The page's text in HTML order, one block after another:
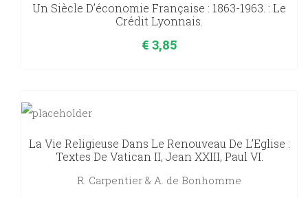
Un Siècle D’économie Française : 1863-1963. : Le
Crédit Lyonnais.
€ 3,85
La Vie Religieuse Dans Le Renouveau De L’Eglise :
Textes De Vatican II, Jean XXIII, Paul VI.
R. Carpentier & A. de Bonhomme